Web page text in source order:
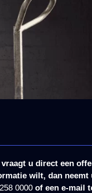
u direct een
wilt, dan neemt
0000 of een e-mail